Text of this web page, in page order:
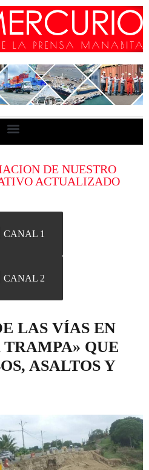
DE NUESTRO
ACTUALIZADO
CANAL 1
CANAL 2
LAS VÍAS EN
QUE
ASALTOS Y